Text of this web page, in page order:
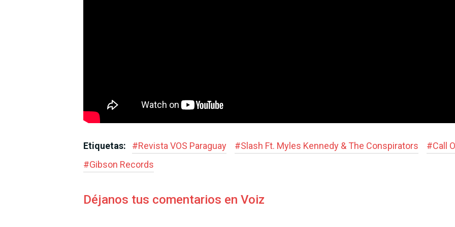
Etiquetas: #Revista VOS Paraguay #Slash Ft. Myles Kennedy & The Conspirators #Call
#Gibson Records
Déjanos tus comentarios en Voiz